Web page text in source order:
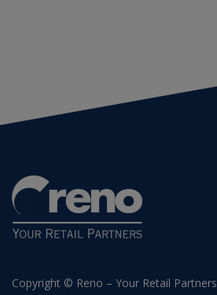
Copyright © Reno – Your Retail Partners